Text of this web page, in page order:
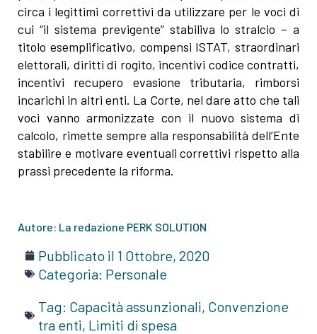
circa i legittimi correttivi da utilizzare per le voci di
cui “il sistema previgente” stabiliva lo stralcio – a
titolo esemplificativo, compensi ISTAT, straordinari
elettorali, diritti di rogito, incentivi codice contratti,
incentivi recupero evasione tributaria, rimborsi
incarichi in altri enti. La Corte, nel dare atto che tali
voci vanno armonizzate con il nuovo sistema di
calcolo, rimette sempre alla responsabilità dell’Ente
stabilire e motivare eventuali correttivi rispetto alla
prassi precedente la riforma.
Autore: La redazione PERK SOLUTION
Pubblicato il 1 Ottobre, 2020
Categoria: Personale
Tag: Capacità assunzionali, Convenzione
tra enti, Limiti di spesa